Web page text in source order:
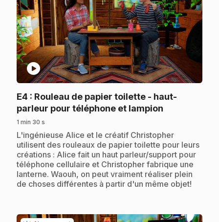
play_circle
E4 : Rouleau de papier toilette - haut-
parleur pour téléphone et lampion
1 min 30 s
.L'ingénieuse Alice et le créatif Christopher
utilisent des rouleaux de papier toilette pour leurs
créations : Alice fait un haut parleur/support pour
téléphone cellulaire et Christopher fabrique une
lanterne. Waouh, on peut vraiment réaliser plein
de choses différentes à partir d'un même objet!